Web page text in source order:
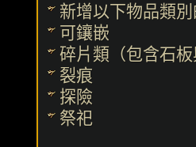
新增以下物品類別
可鑲嵌
碎片類（包含石板
裂痕
探險
祭祀